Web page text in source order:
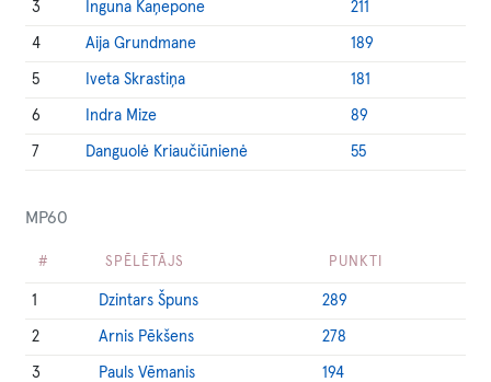
3 Inguna Kaņepone 211
4 Aija Grundmane 189
5 Iveta Skrastiņa 181
6 Indra Mize 89
7 Danguolė Kriaučiūnienė 55
MP60
# SPĒLĒTĀJS PUNKTI
1 Dzintars Špuns 289
2 Arnis Pēkšens 278
3 Pauls Vēmanis 194